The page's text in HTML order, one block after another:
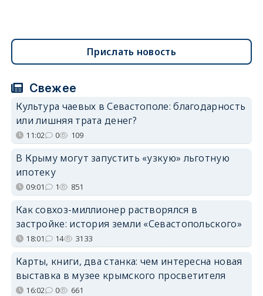
Прислать новость
Свежее
Культура чаевых в Севастополе: благодарность
или лишняя трата денег?
11:02 0 109
В Крыму могут запустить «узкую» льготную
ипотеку
09:01 1 851
Как совхоз-миллионер растворялся в
застройке: история земли «Севастопольского»
18:01 14 3133
Карты, книги, два станка: чем интересна новая
выставка в музее крымского просветителя
16:02 0 661